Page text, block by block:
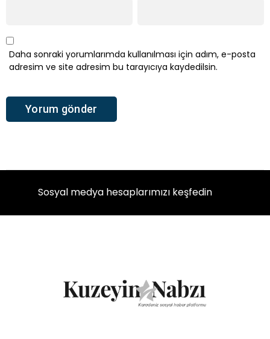
Daha sonraki yorumlarımda kullanılması için adım, e-posta
adresim ve site adresim bu tarayıcıya kaydedilsin.
Sosyal medya hesaplarımızı keşfedin